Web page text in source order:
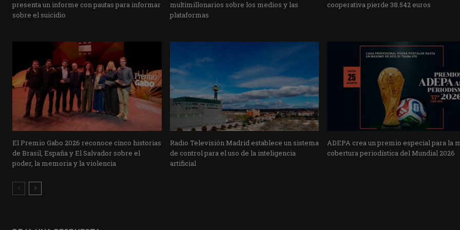
presenta un informe con pautas para informar
sobre el suicidio
multimillonarios sobre los medios y las
plataformas
cooperativa pierde 38.542 euros
El Premio Gabo 2026 reconoce cinco historias
de Brasil, España y El Salvador sobre el
poder, la memoria y la violencia
Radio Televisión Madrid establece un sistema
de control para el uso de la inteligencia
artificial
ADEPA crea un premio especial para la
cobertura periodística del Mundial 2026